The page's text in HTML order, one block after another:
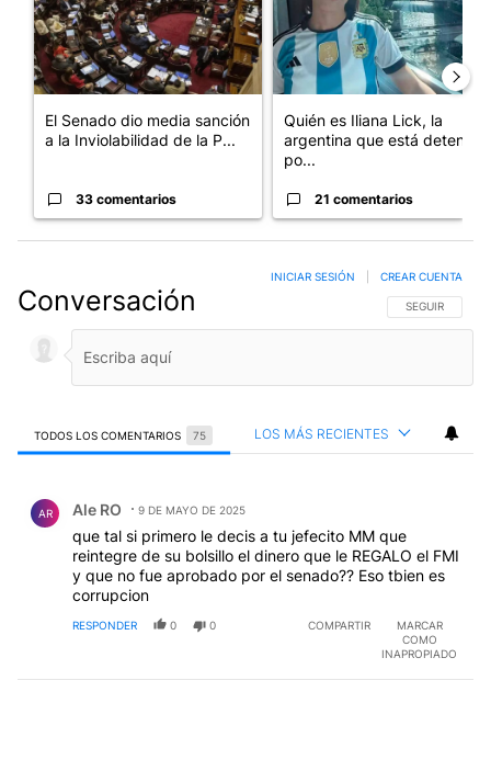
El Senado dio media sanción
a la Inviolabilidad de la P...
33 comentarios
Quién es Iliana Lick, la
argentina que está detenida
po...
21 comentarios
Conversación SIGA ESTA
SEGUIR
INICIAR SESIÓN CREAR CUENTA
TODOS LOS COMENTARIOS 75 LOS MÁS RECIENTES
AR Ale RO 9 DE MAYO DE 2025
que tal si primero le decis a tu jefecito MM que
reintegre de su bolsillo el dinero que le REGALO el FMI
y que no fue aprobado por el senado?? Eso tbien es
corrupcion
RESPONDER 0 0 COMPARTIR
MARCAR
COMO
INAPROPIADO